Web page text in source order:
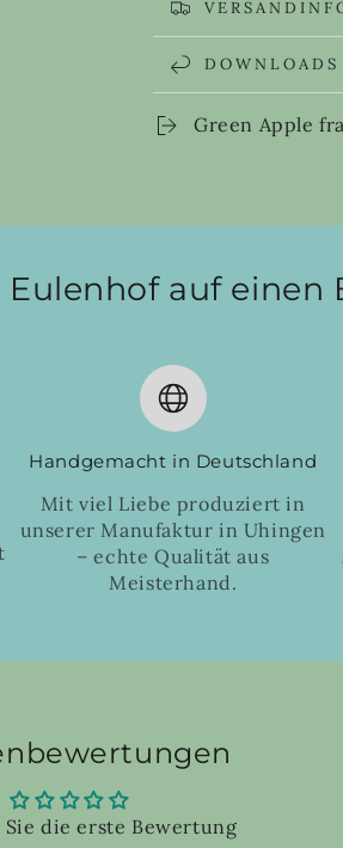
DOWNLOADS
Green Apple
auf einen
Handgemacht in Deutschland
Mit viel Liebe produziert in
unserer Manufaktur in Uhingen
– echte Qualität aus
Meisterhand.
Sie die erste Bewertung